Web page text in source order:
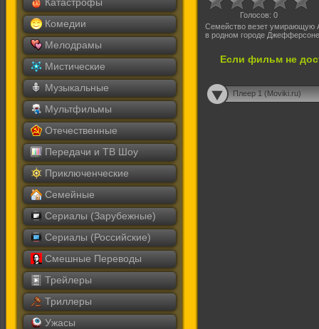
Комедии
Мелодрамы
Мистические
Музыкальные
Мультфильмы
Отечественные
Передачи и ТВ Шоу
Приключенческие
Семейные
Сериалы (Зарубежные)
Сериалы (Российские)
Смешные Переводы
Трейлеры
Триллеры
Ужасы
Голосов: 0
Семейство везет умирающую
в родном городе
Если фильм не
Плеер 1 (Moviki.ru)